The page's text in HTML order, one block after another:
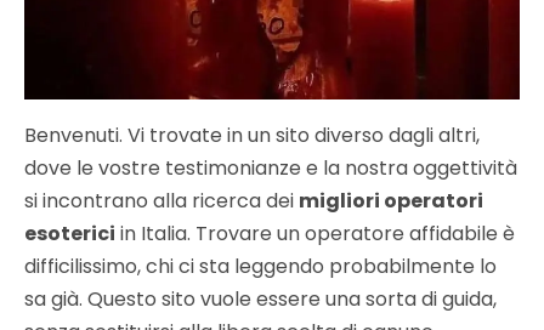
Benvenuti. Vi trovate in un sito diverso dagli altri,
dove le vostre testimonianze e la nostra oggettività
si incontrano alla ricerca dei migliori operatori
esoterici in Italia. Trovare un operatore affidabile è
difficilissimo, chi ci sta leggendo probabilmente lo
sa già. Questo sito vuole essere una sorta di guida,